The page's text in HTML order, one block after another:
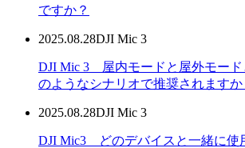
ですか？
2025.08.28DJI Mic 3
DJI Mic 3 屋内モードと屋外モード
のようなシナリオで推奨されますか
2025.08.28DJI Mic 3
DJI Mic3 どのデバイスと一緒に使